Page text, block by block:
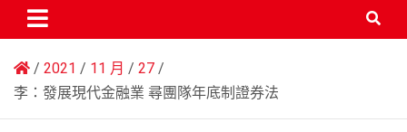
2021 11 月
27
李：發展現代金融業 尋團隊年底制證券法